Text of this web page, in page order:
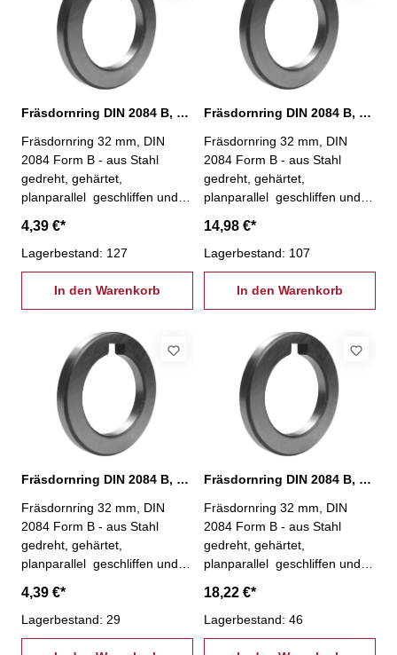
Fräsdornring DIN 2084 B, Ø 32 x 2 mm
Fräsdornring 32 mm, DIN
2084 Form B - aus Stahl
gedreht, gehärtet,
planparallel geschliffen und
Außen-Ø: 47 mmStärke: 2
mm
4,39 €*
Lagerbestand: 127
In den Warenkorb
Fräsdornring DIN 2084 B, Ø 32 x 20 mm
Fräsdornring 32 mm, DIN
2084 Form B - aus Stahl
gedreht, gehärtet,
planparallel geschliffen und
Außen-Ø: 47 mmStärke: 20
mm
14,98 €*
Lagerbestand: 107
In den Warenkorb
Fräsdornring DIN 2084 B, Ø 32 x 3 mm
Fräsdornring 32 mm, DIN
2084 Form B - aus Stahl
gedreht, gehärtet,
planparallel geschliffen und
Außen-Ø: 47 mmStärke: 3
mm
4,39 €*
Lagerbestand: 29
Fräsdornring DIN 2084 B, Ø 32 x 30 mm
Fräsdornring 32 mm, DIN
2084 Form B - aus Stahl
gedreht, gehärtet,
planparallel geschliffen und
Außen-Ø: 47 mmStärke: 30
mm
18,22 €*
Lagerbestand: 46